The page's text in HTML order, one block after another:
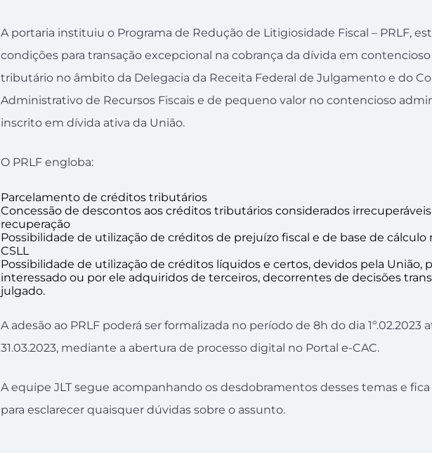
A portaria instituiu o Programa de Redução de Litigiosidade Fiscal – PRLF,
condições para transação excepcional na cobrança da dívida em
tributário no âmbito da Delegacia da Receita Federal de Julgamento e do
Administrativo de Recursos Fiscais e de pequeno valor no contencioso
inscrito em dívida ativa da União.
O PRLF engloba:
Parcelamento de créditos tributários
Concessão de descontos aos créditos tributários considerados
recuperação
Possibilidade de utilização de créditos de prejuízo fiscal e de base de cálculo
CSLL
Possibilidade de utilização de créditos líquidos e certos, devidos pela União,
interessado ou por ele adquiridos de terceiros, decorrentes de decisões
julgado.
A adesão ao PRLF poderá ser formalizada no período de 8h do dia 1º.02.2023
31.03.2023, mediante a abertura de processo digital no Portal e-CAC.
A equipe JLT segue acompanhando os desdobramentos desses temas e fica
para esclarecer quaisquer dúvidas sobre o assunto.